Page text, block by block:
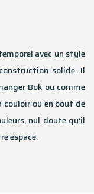
avec un style
solide. Il
Bok ou comme
couloir ou en bout de
nul doute qu’il
espace.